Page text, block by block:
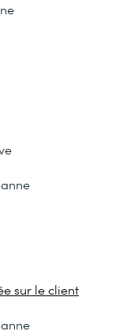
sur le client